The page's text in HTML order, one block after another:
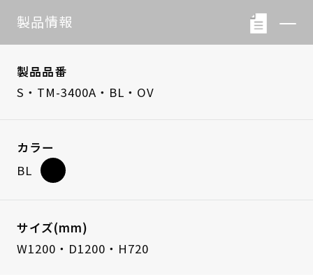
製品情報
製品品番
S・TM-3400A・BL・OV
カラー
BL
サイズ(mm)
W1200・D1200・H720